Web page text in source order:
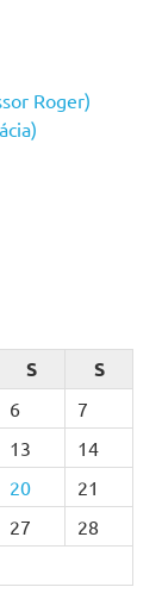
Roger)
S S
6
7
13
14
20
21
27
28